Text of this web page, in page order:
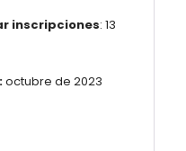
inscripciones: 13
octubre de 2023